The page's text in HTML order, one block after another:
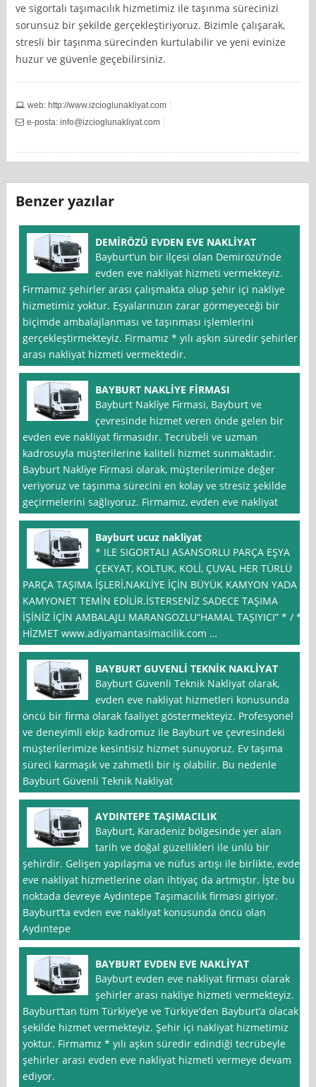
ve sigortalı taşımacılık hizmetimiz ile taşınma sürecinizi
sorunsuz bir şekilde gerçekleştiriyoruz. Bizimle çalışarak,
stresli bir taşınma sürecinden kurtulabilir ve yeni evinize
huzur ve güvenle geçebilirsiniz.
web: http://www.izcioglunakliyat.com
e-posta:info@izcioglunakliyat.com
Benzer yazılar
DEMİRÖZÜ EVDEN EVE NAKLİYAT
Bayburt’un bir ilçesi olan Demirözü’nde
evden eve nakliyat hizmeti vermekteyiz.
Firmamız şehirler arası çalışmakta olup şehir içi nakliye
hizmetimiz yoktur. Eşyalarınızın zarar görmeyeceği bir
biçimde ambalajlanması ve taşınması işlemlerini
gerçekleştirmekteyiz. Firmamız * yılı aşkın süredir şehirler
arası nakliyat hizmeti vermektedir.
BAYBURT NAKLİYE FİRMASI
Bayburt Nakli̇ye Fi̇rmasi, Bayburt ve
çevresinde hizmet veren önde gelen bir
evden eve nakliyat firmasıdır. Tecrübeli ve uzman
kadrosuyla müşterilerine kaliteli hizmet sunmaktadır.
Bayburt Nakli̇ye Fi̇rmasi olarak, müşterilerimize değer
veriyoruz ve taşınma sürecini en kolay ve stresiz şekilde
geçirmelerini sağlıyoruz. Firmamız, evden eve nakliyat
Bayburt ucuz nakliyat
* ILE SIGORTALI ASANSORLU PARÇA EŞYA
ÇEKYAT, KOLTUK, KOLİ, ÇUVAL HER TÜRLÜ
PARÇA TAŞIMA İŞLERİ,NAKLİYE İÇİN BÜYÜK KAMYON YADA
KAMYONET TEMİN EDİLİR.İSTERSENİZ SADECE TAŞIMA
İŞİNİZ İÇİN AMBALAJLI MARANGOZLU“HAMAL TAŞIYICI” * / *
HİZMET www.adiyamantasimacilik.com …
BAYBURT GUVENLİ TEKNİK NAKLİYAT
Bayburt Güvenli Teknik Nakliyat olarak,
evden eve nakliyat hizmetleri konusunda
öncü bir firma olarak faaliyet göstermekteyiz. Profesyonel
ve deneyimli ekip kadromuz ile Bayburt ve çevresindeki
müşterilerimize kesintisiz hizmet sunuyoruz. Ev taşıma
süreci karmaşık ve zahmetli bir iş olabilir. Bu nedenle
Bayburt Güvenli Teknik Nakliyat
AYDINTEPE TAŞIMACILIK
Bayburt, Karadeniz bölgesinde yer alan
tarih ve doğal güzellikleri ile ünlü bir
şehirdir. Gelişen yapılaşma ve nüfus artışı ile birlikte, evden
eve nakliyat hizmetlerine olan ihtiyaç da artmıştır. İşte bu
noktada devreye Aydıntepe Taşımacılık firması giriyor.
Bayburt’ta evden eve nakliyat konusunda öncü olan
Aydıntepe
BAYBURT EVDEN EVE NAKLİYAT
Bayburt evden eve nakliyat firması olarak
şehirler arası nakliye hizmeti vermekteyiz.
Bayburt’tan tüm Türkiye’ye ve Türkiye’den Bayburt’a olacak
şekilde hizmet vermekteyiz. Şehir içi nakliyat hizmetimiz
yoktur. Firmamız * yılı aşkın süredir edindiği tecrübeyle
şehirler arası evden eve nakliyat hizmeti vermeye devam
ediyor.